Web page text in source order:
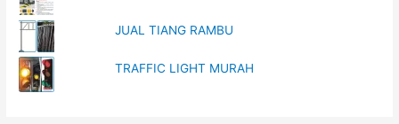
JUAL TIANG RAMBU
TRAFFIC LIGHT MURAH